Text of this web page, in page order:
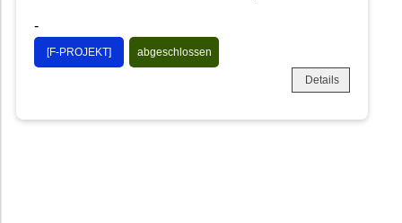
-
[F-PROJEKT] abgeschlossen
Details